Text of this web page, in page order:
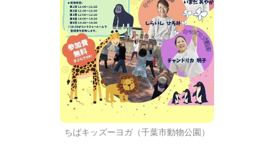
ちばキッズーヨガ（千葉市動物公園）